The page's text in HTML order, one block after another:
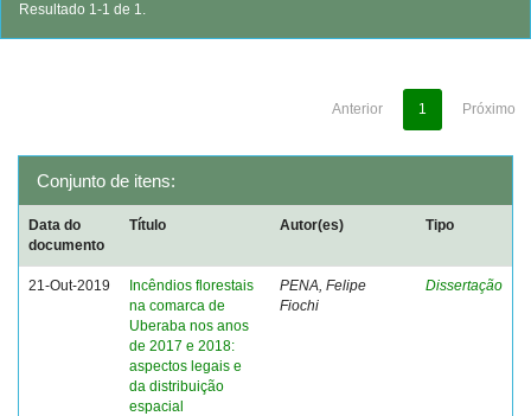
Resultado 1-1 de 1.
Anterior 1 Próximo
Conjunto de itens:
Data do
documento
Título Autor(es) Tipo
21-Out-2019
Incêndios florestais
na comarca de
Uberaba nos anos
de 2017 e 2018:
aspectos legais e
da distribuição
espacial
PENA, Felipe
Fiochi
Dissertação